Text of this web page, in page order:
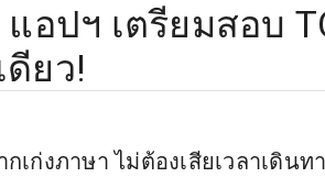
แอปฯ เตรียมสอบ
ยว!
เก่งภาษา ไม่ต้องเสียเวลาเดิน